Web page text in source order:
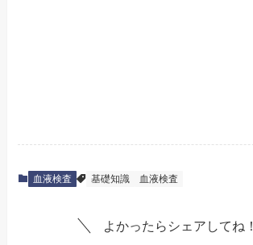
血液検査 基礎知識 血液検査
よかったらシェアしてね！